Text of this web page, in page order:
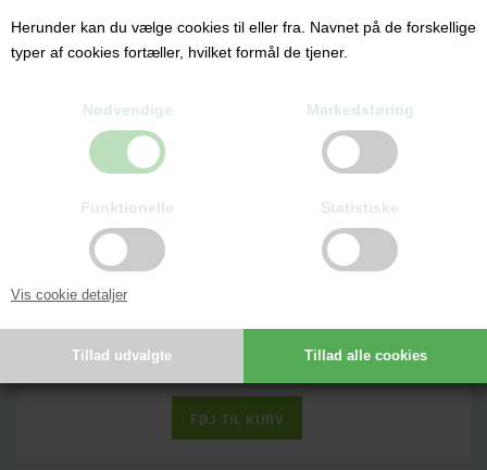
Herunder kan du vælge cookies til eller fra. Navnet på de forskellige
typer af cookies fortæller, hvilket formål de tjener.
Nødvendige Markedsføring
Funktionelle Statistiske
Vis cookie detaljerALCOTT CANOPY, 91 X 94 X 89 CM